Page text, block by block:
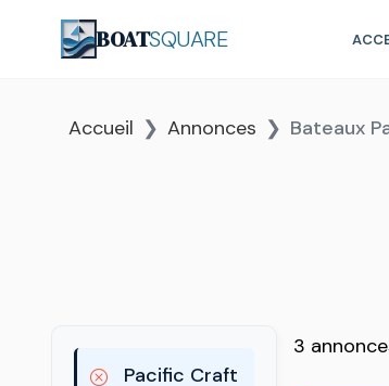
BOATSQUARE
Accueil Annonces Bateaux
Pacific Craft
3